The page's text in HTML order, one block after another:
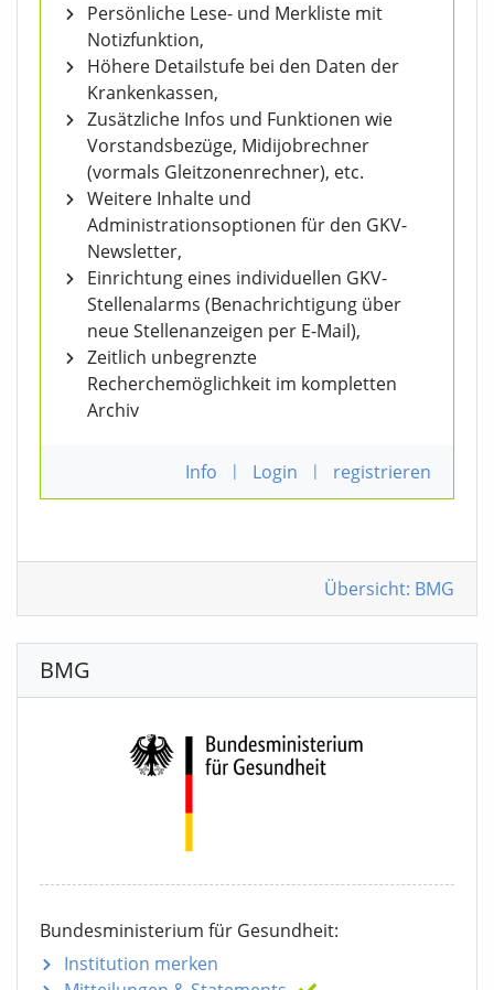
Persönliche Lese- und Merkliste mit
Notizfunktion,
Höhere Detailstufe bei den Daten der
Krankenkassen,
Zusätzliche Infos und Funktionen wie
Vorstandsbezüge, Midijobrechner
(vormals Gleitzonenrechner), etc.
Weitere Inhalte und
Administrationsoptionen für den GKV-
Newsletter,
Einrichtung eines individuellen GKV-
Stellenalarms (Benachrichtigung über
neue Stellenanzeigen per E-Mail),
Zeitlich unbegrenzte
Recherchemöglichkeit im kompletten
Archiv
Info | Login | registrieren
Übersicht: BMG
BMG
Bundesministerium für Gesundheit:
Institution merken